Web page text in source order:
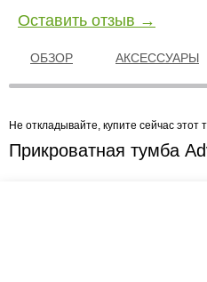
Оставить отзыв →
ОБЗОР АКСЕССУАРЫ
Не откладывайте, купите сейчас этот
Прикроватная тумба